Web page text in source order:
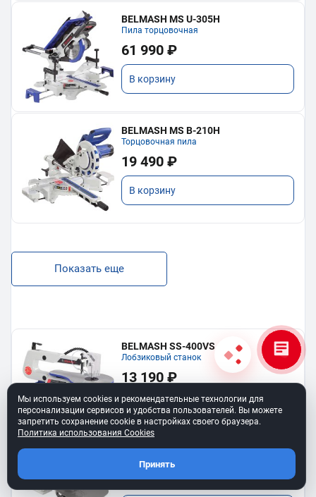
BELMASH MS U-305H
Пила торцовочная
61 990 ₽
В корзину
BELMASH MS B-210H
Торцовочная пила
19 490 ₽
В корзину
Показать еще
BELMASH SS-400VS
Лобзиковый станок
13 190 ₽
В корзину
Станок лобзиковый BELMASH SS-
530VSP
34 990 ₽
Мы используем cookies и рекомендательные технологии для
персонализации сервисов и удобства пользователей. Вы можете
запретить сохранение cookie в настройках своего браузера.
Политика использования Cookies
Принять